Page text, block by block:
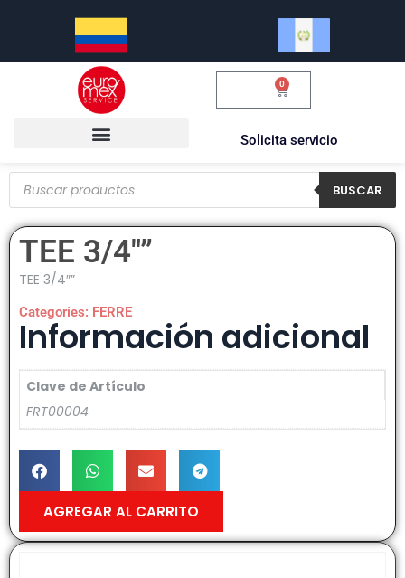
0
Solicita servicio
BUSCAR
TEE 3/4″”
TEE 3/4″”
Categories: FERRE
Información adicional
Clave de Artículo
FRT00004
AGREGAR AL CARRITO